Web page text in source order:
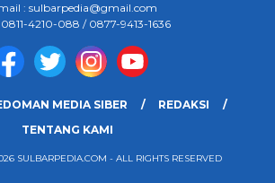
: sulbarpedia@gmail.com
4210-088 / 0877-9413-1636
MEDIA SIBER
REDAKSI
TENTANG KAMI
SULBARPEDIA.COM - ALL RIGHTS RESERVED